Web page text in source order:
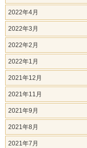
2022年4月
2022年3月
2022年2月
2022年1月
2021年12月
2021年11月
2021年9月
2021年8月
2021年7月